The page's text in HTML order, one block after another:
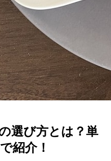
選び方とは？単
紹介！